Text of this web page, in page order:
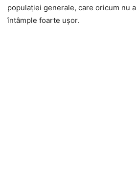
populației generale, care oricum nu
întâmple foarte ușor.